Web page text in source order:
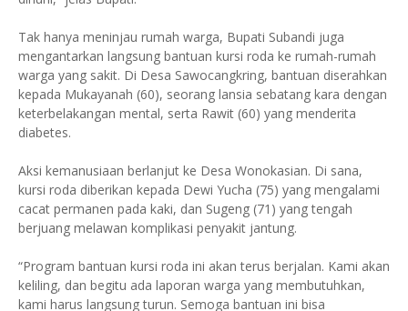
Tak hanya meninjau rumah warga, Bupati Subandi juga
mengantarkan langsung bantuan kursi roda ke rumah-rumah
warga yang sakit. Di Desa Sawocangkring, bantuan diserahkan
kepada Mukayanah (60), seorang lansia sebatang kara dengan
keterbelakangan mental, serta Rawit (60) yang menderita
diabetes.
Aksi kemanusiaan berlanjut ke Desa Wonokasian. Di sana,
kursi roda diberikan kepada Dewi Yucha (75) yang mengalami
cacat permanen pada kaki, dan Sugeng (71) yang tengah
berjuang melawan komplikasi penyakit jantung.
“Program bantuan kursi roda ini akan terus berjalan. Kami akan
keliling, dan begitu ada laporan warga yang membutuhkan,
kami harus langsung turun. Semoga bantuan ini bisa